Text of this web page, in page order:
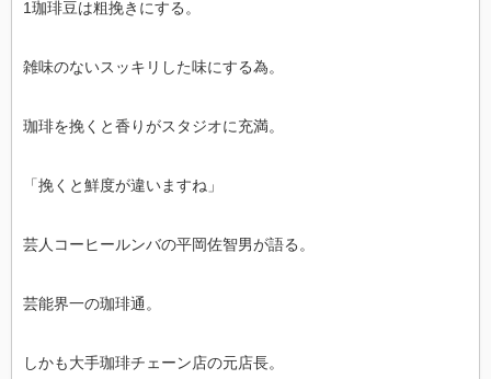
1珈琲豆は粗挽きにする。
雑味のないスッキリした味にする為。
珈琲を挽くと香りがスタジオに充満。
「挽くと鮮度が違いますね」
芸人コーヒールンバの平岡佐智男が語る。
芸能界一の珈琲通。
しかも大手珈琲チェーン店の元店長。